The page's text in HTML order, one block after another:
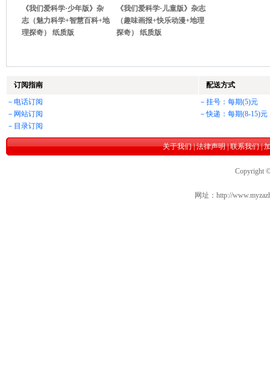
《我们爱科学·少年版》杂
志（魅力科学+智慧百科+地
理探奇） 纸质版
《我们爱科学·儿童版》杂志
（趣味画报+快乐动漫+地理
探奇） 纸质版